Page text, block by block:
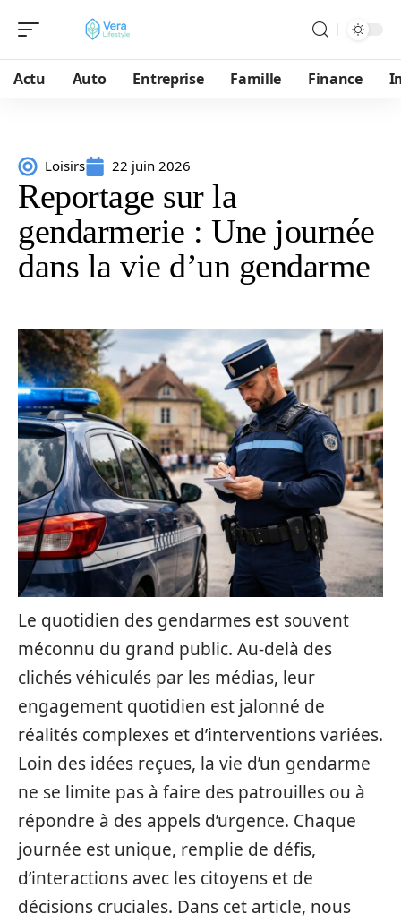
Actu Auto Entreprise Famille Finance
Loisirs 22 juin 2026
Reportage sur la
gendarmerie : Une journée
dans la vie d’un gendarme
Le quotidien des gendarmes est souvent
méconnu du grand public. Au-delà des
clichés véhiculés par les médias, leur
engagement quotidien est jalonné de
réalités complexes et d’interventions variées.
Loin des idées reçues, la vie d’un gendarme
ne se limite pas à faire des patrouilles ou à
répondre à des appels d’urgence. Chaque
journée est unique, remplie de défis,
d’interactions avec les citoyens et de
décisions cruciales. Dans cet article, nous